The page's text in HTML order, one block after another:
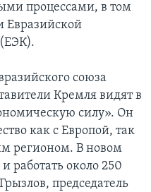
процессами, в том
Евразийской
союза
Кремля видят в
силу». Он
как с Европой, так
регионом. В новом
работать около 250
председатель